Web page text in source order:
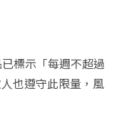
標示「每週不超過
也遵守此限量，風